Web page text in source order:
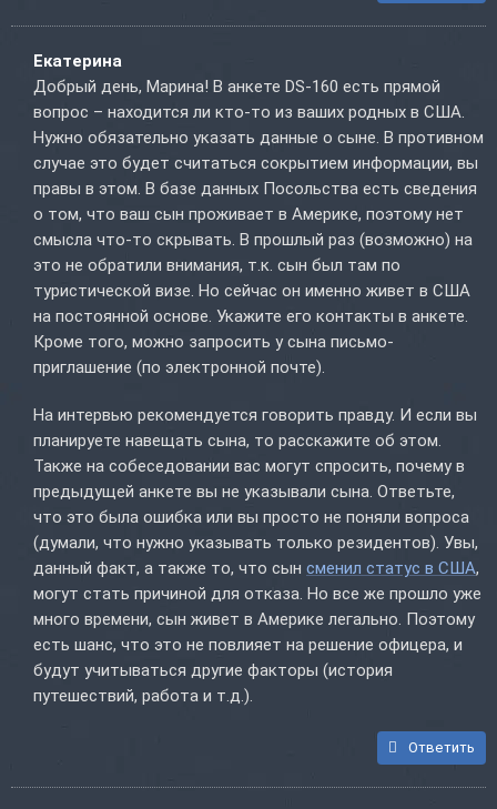
Екатерина
Добрый день, Марина! В анкете DS-160 есть прямой
вопрос – находится ли кто-то из ваших родных в США.
Нужно обязательно указать данные о сыне. В противном
случае это будет считаться сокрытием информации, вы
правы в этом. В базе данных Посольства есть сведения
о том, что ваш сын проживает в Америке, поэтому нет
смысла что-то скрывать. В прошлый раз (возможно) на
это не обратили внимания, т.к. сын был там по
туристической визе. Но сейчас он именно живет в США
на постоянной основе. Укажите его контакты в анкете.
Кроме того, можно запросить у сына письмо-
приглашение (по электронной почте).
На интервью рекомендуется говорить правду. И если вы
планируете навещать сына, то расскажите об этом.
Также на собеседовании вас могут спросить, почему в
предыдущей анкете вы не указывали сына. Ответьте,
что это была ошибка или вы просто не поняли вопроса
(думали, что нужно указывать только резидентов). Увы,
данный факт, а также то, что сын сменил статус в США,
могут стать причиной для отказа. Но все же прошло уже
много времени, сын живет в Америке легально. Поэтому
есть шанс, что это не повлияет на решение офицера, и
будут учитываться другие факторы (история
путешествий, работа и т.д.).
Ответить